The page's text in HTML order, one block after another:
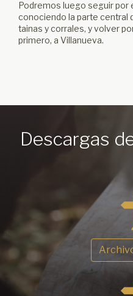
Podremos luego seguir por
conociendo la parte central
tainas y corrales, y volver
primero, a Villanueva.
Descargas